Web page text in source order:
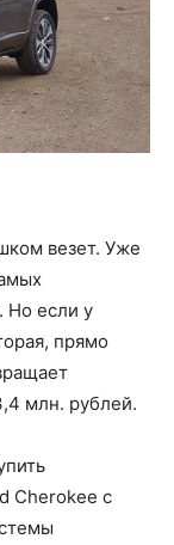
везет. Уже
Но если у
прямо
млн. рублей.
Cherokee с